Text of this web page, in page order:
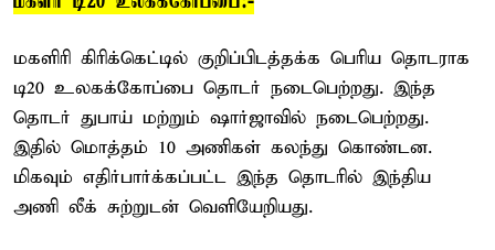
மகளிரி கிரிக்கெட்டில் குறிப்பிடத்தக்க பெரிய தொடராக
டி20 உலகக்கோப்பை தொடர் நடைபெற்றது. இந்த
தொடர் துபாய் மற்றும் ஷார்ஜாவில் நடைபெற்றது.
இதில் மொத்தம் 10 அணிகள் கலந்து கொண்டன.
மிகவும் எதிர்பார்க்கப்பட்ட இந்த தொடரில் இந்திய
அணி லீக் சுற்றுடன் வெளியேறியது.